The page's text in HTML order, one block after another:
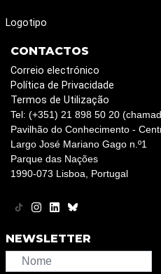
Logotipo
CONTACTOS
Correio electrónico
Política de Privacidade
Termos de Utilização
Tel: (+351) 21 898 50 20
Pavilhão do Conhecimento -
Largo José Mariano Gago n.º1
Parque das Nações
1990-073 Lisboa, Portugal
NEWSLETTER